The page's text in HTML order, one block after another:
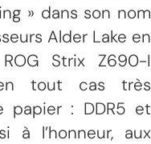
» dans son nom
Alder Lake en
Strix Z690-I
tout cas très
papier : DDR5 et
à l’honneur, aux